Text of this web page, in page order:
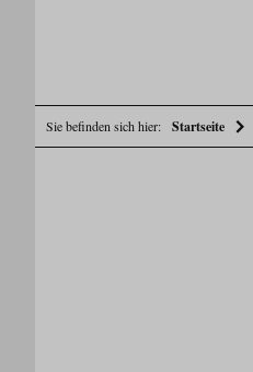
Sie befinden sich hier: Startseite